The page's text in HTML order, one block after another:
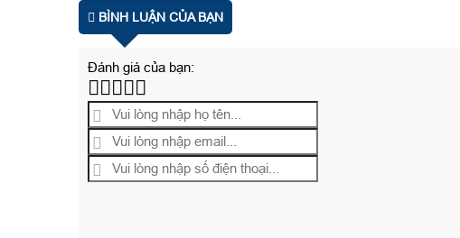
BÌNH LUẬN CỦA BẠN
Đánh giá của bạn: